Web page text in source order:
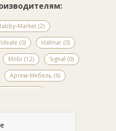
Market (2)
(0)
Halmar (0)
Mobi (12)
Signal (0)
Артем-Мебель (6)
(17)